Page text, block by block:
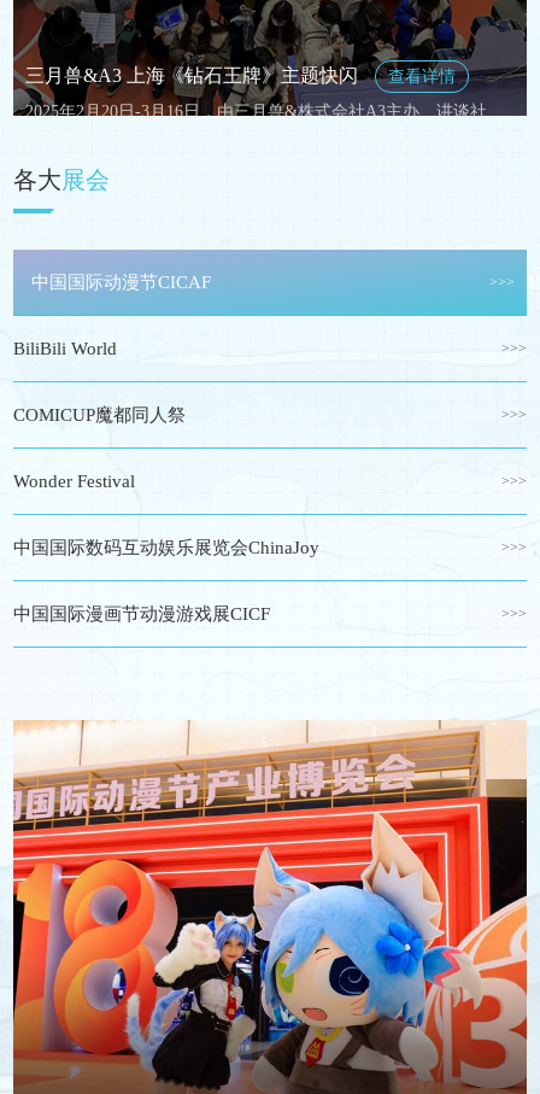
三月兽Goods《新世纪福音战士》花之语系列线下打卡活动 >>>
三月兽×PMC《蓝色监狱》Retopopu系列线下打卡活动 >>>
盗墓笔记·八一七稻米节活动
万代模型拼装教室
BANPERSTO眼镜厂品牌快闪店
GASHAPON万代扭蛋品牌快闪店
TAMASHII万代魂品牌快闪店
三月兽&A3 上海《钻石王牌》主题快闪
查看详情
2025年2月20日-3月16日，由三月兽&株式会社A3主办、讲谈社授权的《钻石王牌》主题快闪在上海静安大悦城开启！
各大展会
中国国际动漫节CICAF >>>
BiliBili World >>>
COMICUP魔都同人祭 >>>
Wonder Festival >>>
中国国际数码互动娱乐展览会ChinaJoy >>>
中国国际漫画节动漫游戏展CICF >>>